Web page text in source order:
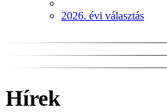
2026. évi választás
Hírek